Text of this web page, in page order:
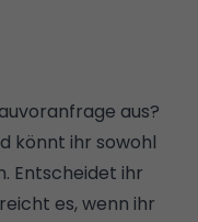
aus?
könnt ihr sowohl
Entscheidet ihr
es, wenn ihr